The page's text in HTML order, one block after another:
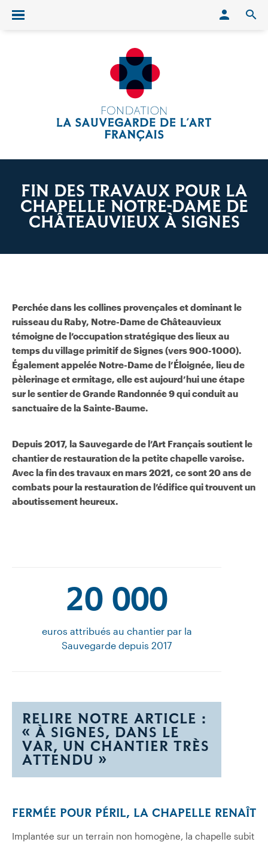
Ouvrir/fermer le menu
FIN DES TRAVAUX POUR LA
CHAPELLE NOTRE-DAME DE
CHÂTEAUVIEUX À SIGNES
Perchée dans les collines provençales et dominant le
ruisseau du Raby, Notre-Dame de Châteauvieux
témoigne de l’occupation stratégique des lieux au
temps du village primitif de Signes (vers 900-1000).
Également appelée Notre-Dame de l’Éloignée, lieu de
pèlerinage et ermitage, elle est aujourd’hui une étape
sur le sentier de Grande Randonnée 9 qui conduit au
sanctuaire de la Sainte-Baume.
Depuis 2017, la Sauvegarde de l’Art Français soutient le
chantier de restauration de la petite chapelle varoise.
Avec la fin des travaux en mars 2021, ce sont 20 ans de
combats pour la restauration de l’édifice qui trouvent un
aboutissement heureux.
20 000
euros attribués au chantier par la
Sauvegarde depuis 2017
RELIRE NOTRE ARTICLE :
« À SIGNES, DANS LE
VAR, UN CHANTIER TRÈS
ATTENDU »
FERMÉE POUR PÉRIL, LA CHAPELLE RENAÎT
Implantée sur un terrain non homogène, la chapelle subit